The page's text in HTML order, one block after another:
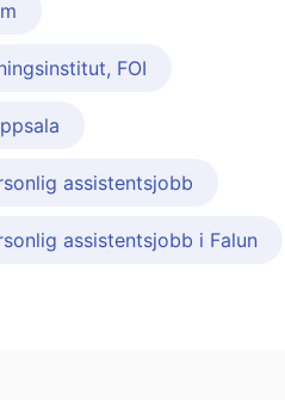
FOI
assistentsjobb
assistentsjobb i Falun